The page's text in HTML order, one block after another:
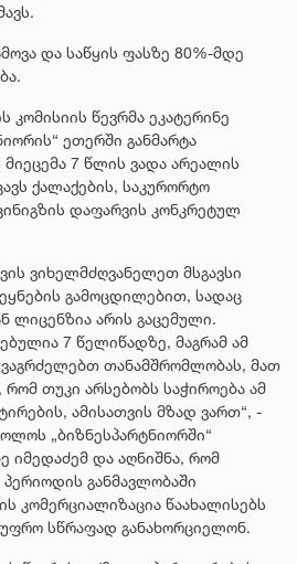
და საწყის ფასზე 80%-მდე
კომისიის წევრმა ეკატერინე
ეთერში განმარტა
მიეცემა 7 წლის ვადა არეალის
ქალაქების, საკურორტო
დაფარვის კონკრეტულ
ვიხელმძღვანელეთ მსგავსი
გამოცდილებით, სადაც
ლიცენზია არის გაცემული.
7 წელიწადზე, მაგრამ ამ
თანამშრომლობას, მათ
თუკი არსებობს საჭიროება ამ
ამისათვის მზად ვართ“, -
„ბიზნესპარტნიორში“
იმედაძემ და აღნიშნა, რომ
განმავლობაში
კომერციალიზაცია წაახალისებს
სწრაფად განახორციელონ.